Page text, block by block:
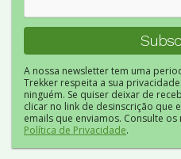
A nossa newsletter tem uma
Trekker respeita a sua
ninguém. Se quiser deixar de
clicar no link de desinscrição que
emails que enviamos. Consulte os
Política de Privacidade.